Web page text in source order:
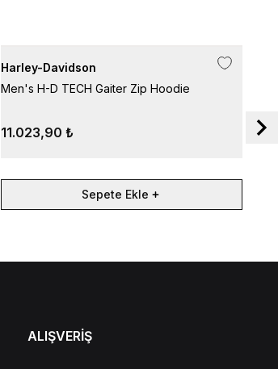
Harley-Davidson
Men's H-D TECH Gaiter Zip Hoodie
11.023,90 ₺
Sepete Ekle
ALIŞVERİŞ